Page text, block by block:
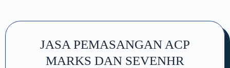
JASA PEMASANGAN ACP
MARKS DAN SEVENHR